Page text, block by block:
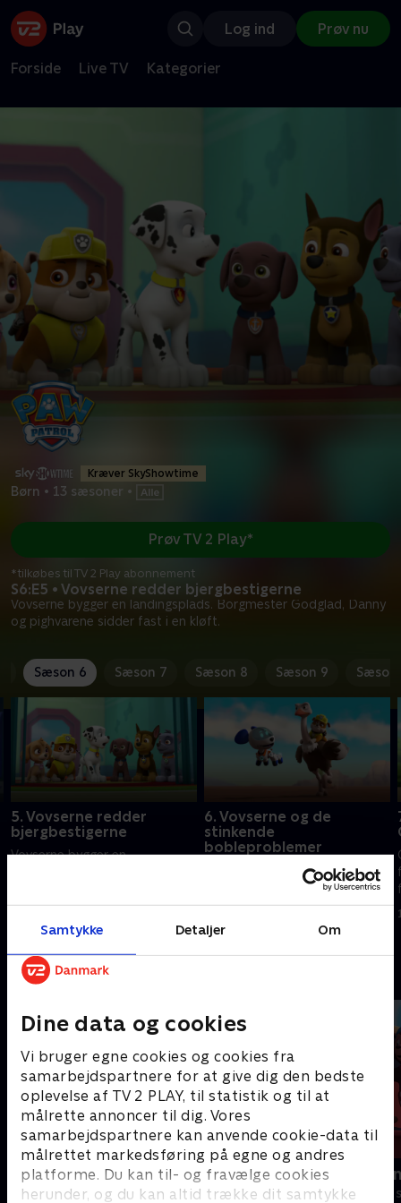
Samtykke Detaljer Om
Dine data og cookies
Vi bruger egne cookies og cookies fra
samarbejdspartnere for at give dig den bedste
oplevelse af TV 2 PLAY, til statistik og til at
målrette annoncer til dig. Vores
samarbejdspartnere kan anvende cookie-data til
målrettet markedsføring på egne og andres
platforme. Du kan til- og fravælge cookies
herunder, og du kan altid trække dit samtykke
Log ind Prøv nu
Forside Live TV Kategorier
Kræver SkyShowtime
Børn • 13 sæsoner •
S6:E5 • Vovserne redder bjergbestigerne
Vovserne bygger en landingsplads. Borgmester Godglad, Danny
og pighvarene sidder fast i en kløft.
Prøv TV 2 Play*
*tilkøbes til TV 2 Play abonnement
Sæson 6 Sæson 7 Sæson 8 Sæson 9 Sæson
5. Vovserne redder
bjergbestigerne
Vovserne bygger en
sidder fast i en kløft.
1. januar 2023 • 22 min
6. Vovserne og de
stinkende
bobleproblemer
En mærkelig lugt jager
jungledyrene væk. Strudsen
Olivia falder i kløften.
1. januar 2023 • 22 min
Andre så også
Gurli Gris
Børneserier • 4 sæsoner
Rasmus
Børneserier • 3